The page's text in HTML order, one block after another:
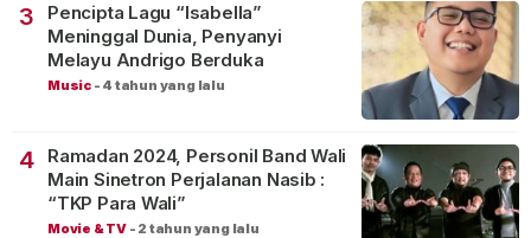
3
Pencipta Lagu “Isabella”
Meninggal Dunia, Penyanyi
Melayu Andrigo Berduka
Music - 4 tahun yang lalu
4
Ramadan 2024, Personil Band Wali
Main Sinetron Perjalanan Nasib :
“TKP Para Wali”
Movie & TV - 2 tahun yang lalu